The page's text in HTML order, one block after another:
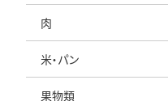
肉
米・パン
果物類